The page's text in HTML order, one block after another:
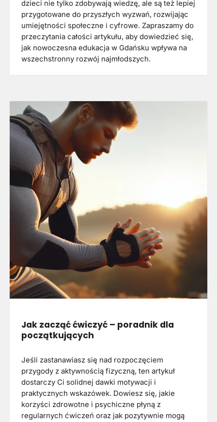
dzieci nie tylko zdobywają wiedzę, ale są też lepiej
przygotowane do przyszłych wyzwań, rozwijając
umiejętności społeczne i cyfrowe. Zapraszamy do
przeczytania całości artykułu, aby dowiedzieć się,
jak nowoczesna edukacja w Gdańsku wpływa na
wszechstronny rozwój najmłodszych.
Jak zacząć ćwiczyć – poradnik dla
początkujących
Jeśli zastanawiasz się nad rozpoczęciem
przygody z aktywnością fizyczną, ten artykuł
dostarczy Ci solidnej dawki motywacji i
praktycznych wskazówek. Dowiesz się, jakie
korzyści zdrowotne i psychiczne płyną z
regularnych ćwiczeń oraz jak pozytywnie mogą